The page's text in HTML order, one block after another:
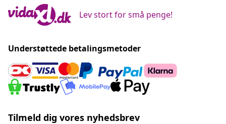
Lev stort for små penge!
Understøttede betalingsmetoder
Tilmeld dig vores nyhedsbrev